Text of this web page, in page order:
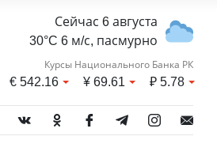
Сейчас 6 августа
30°C 6 м/с, пасмурно
Курсы Национального Банка РК
€542.16 ¥69.61 ₽5.78